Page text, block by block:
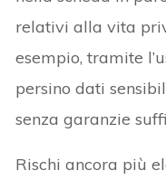
relativi alla vita
esempio, tramite
persino dati
senza garanzie
Rischi ancora più